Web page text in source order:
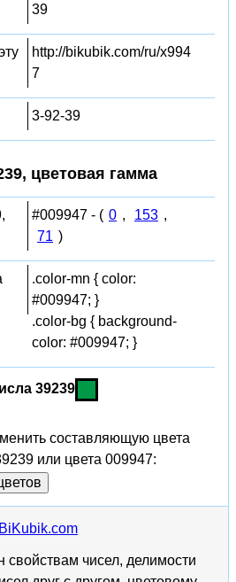
39
http://bikubik.com/ru/x994
7
3-92-39
цветовая гамма
#009947 - ( 0 , 153 ,
71 )
.color-mn { color:
#009947; }
.color-bg { background-
color: #009947; }
39239
составляющую цвета
или цвета 009947:
BiKubik.com
чисел, делимости